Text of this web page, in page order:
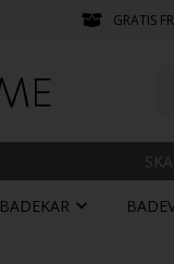
GRATIS
BADEKAR